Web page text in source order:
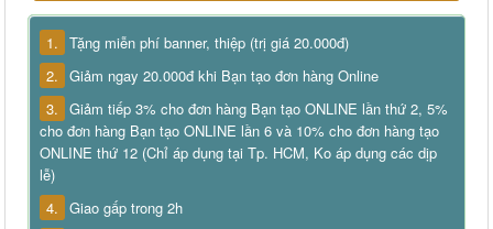
1. Tặng miễn phí banner, thiệp (trị giá 20.000đ)
2. Giảm ngay 20.000đ khi Bạn tạo đơn hàng Online
3. Giảm tiếp 3% cho đơn hàng Bạn tạo ONLINE lần thứ 2, 5%
cho đơn hàng Bạn tạo ONLINE lần 6 và 10% cho đơn hàng tạo
ONLINE thứ 12 (Chỉ áp dụng tại Tp. HCM, Ko áp dụng các dịp
lễ)
4. Giao gấp trong 2h